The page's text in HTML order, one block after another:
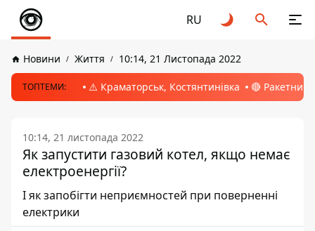
RU
Новини Життя 10:14, 21 Листопада 2022
ТОПТЕМИ: ⚠️ Краматорськ, Костянтинівка 🔴 Ракетний
10:14, 21 листопада 2022
Як запустити газовий котел, якщо немає
електроенергії?
І як запобігти неприємностей при поверненні
електрики